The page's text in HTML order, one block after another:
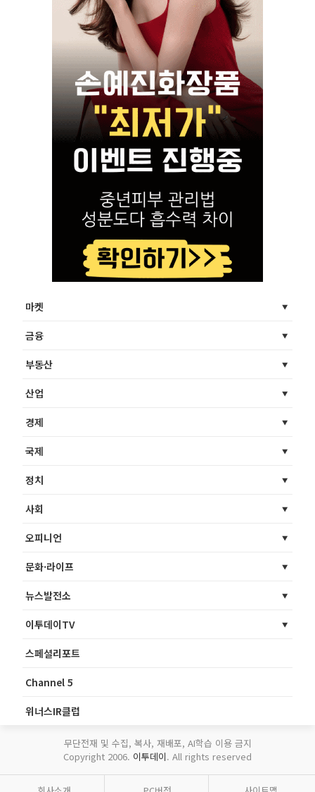
마켓
금융
부동산
산업
경제
국제
정치
사회
오피니언
문화·라이프
뉴스발전소
이투데이TV
스페셜리포트
Channel 5
위너스IR클럽
무단전재 및 수집, 복사, 재배포, AI학습 이용 금지
Copyright 2006. 이투데이. All rights reserved